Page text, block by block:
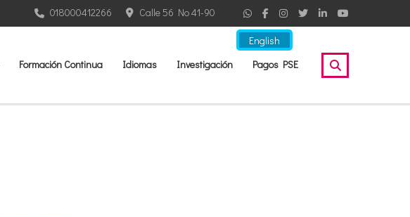
English
Calle 56 No 41-90
018000412266
Formación Continua Idiomas Investigación Pagos PSE